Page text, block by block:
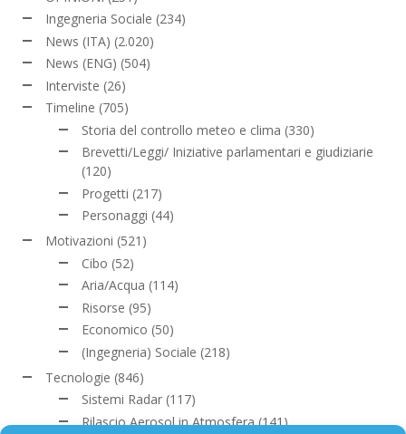
Ingegneria Sociale (234)
News (ITA) (2.020)
News (ENG) (504)
Interviste (26)
Timeline (705)
Storia del controllo meteo e clima (330)
Brevetti/Leggi/ Iniziative parlamentari e giudiziarie
(120)
Progetti (217)
Personaggi (44)
Motivazioni (521)
Cibo (52)
Aria/Acqua (114)
Risorse (95)
Economico (50)
(Ingegneria) Sociale (218)
Tecnologie (846)
Sistemi Radar (117)
Rilascio Aerosol in Atmosfera(141)